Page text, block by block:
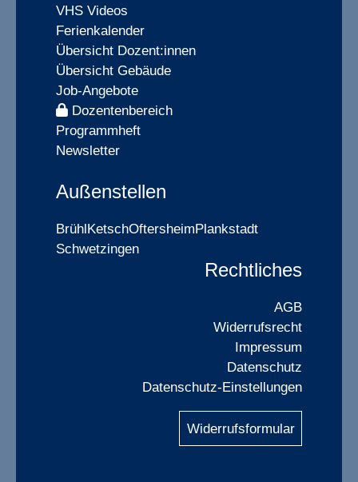
VHS Videos
Ferienkalender
Übersicht Dozent:innen
Übersicht Gebäude
Job-Angebote
Dozentenbereich
Programmheft
Newsletter
Außenstellen
BrühlKetschOftersheimPlankstadt
Schwetzingen
Rechtliches
AGB
Widerrufsrecht
Impressum
Datenschutz
Datenschutz-Einstellungen
Widerrufsformular